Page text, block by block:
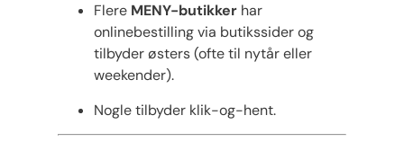
Flere MENY-butikker har
onlinebestilling via butikssider og
tilbyder østers (ofte til nytår eller
weekender).
Nogle tilbyder klik-og-hent.